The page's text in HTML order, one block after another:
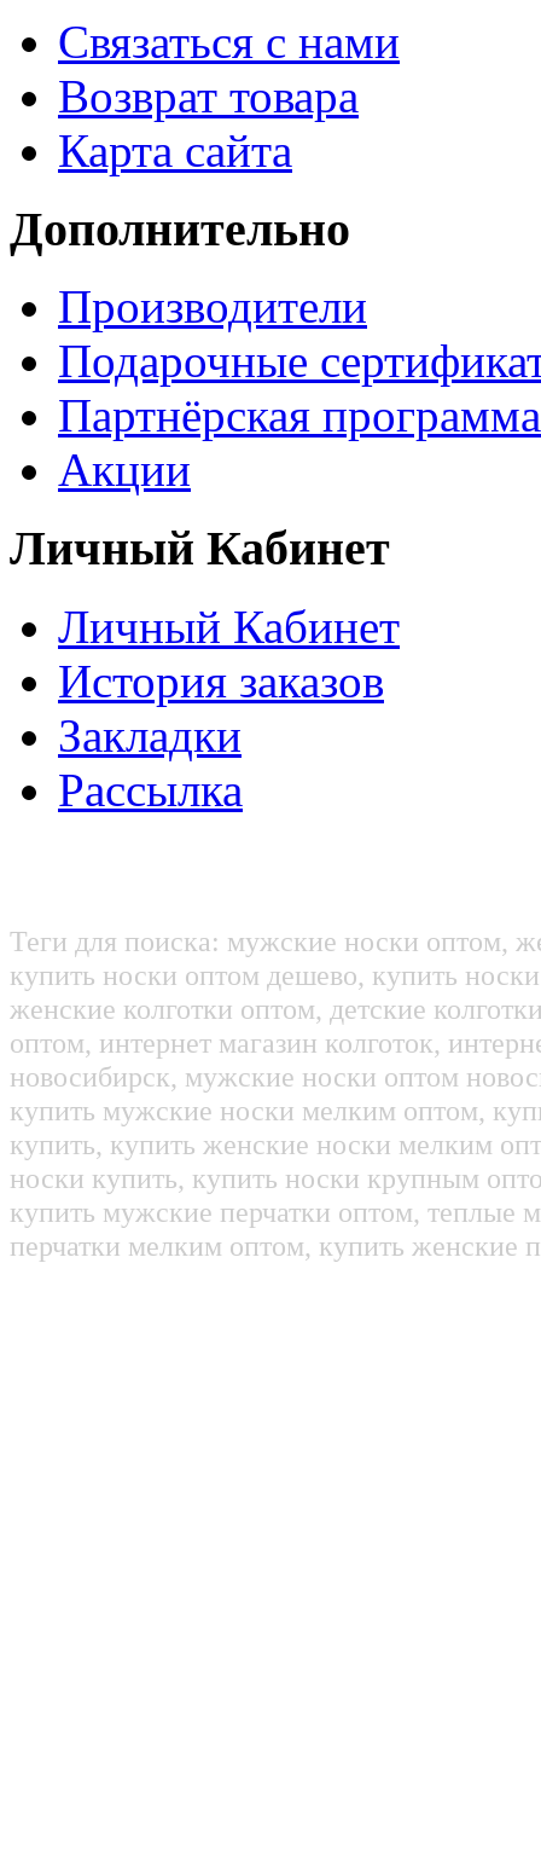
Связаться с нами
Возврат товара
Карта сайта
Дополнительно
Производители
Подарочные
Партнёрская программа
Акции
Личный Кабинет
Личный Кабинет
История заказов
Закладки
Рассылка
Теги для поиска: мужские носки оптом,
купить носки оптом дешево, купить
женские колготки оптом, детские
оптом, интернет магазин колготок,
новосибирск, мужские носки оптом
купить мужские носки мелким оптом,
купить, купить женские носки мелким
носки купить, купить носки крупным
купить мужские перчатки оптом, теплые
перчатки мелким оптом, купить женские